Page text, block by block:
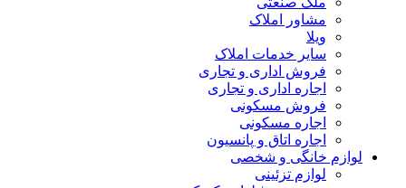
مشاور املاک
ویلا
سایر خدمات املاک
فروش اداری و تجاری
اجاره اداری و تجاری
فروش مسکونی
اجاره مسکونی
اجاره اتاق و پانسیون
لوازم خانگی و شخصی
لوازم تزئینی